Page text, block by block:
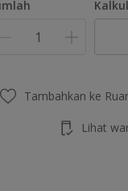
Tambahkan ke
Lihat